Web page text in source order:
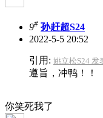
9# 孙赶超S24
2022-5-5 20:52
引用: 姚立松S24 发
遵旨，冲鸭！！
你笑死我了